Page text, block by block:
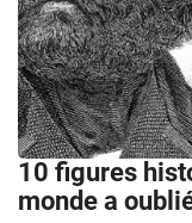
10 figures
monde a